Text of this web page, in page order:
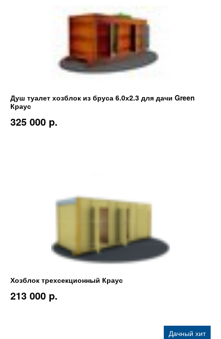
Душ туалет хозблок из бруса 6.0х2.3 для дачи Green
Краус
325 000 p.
Хозблок трехсекционный Краус
213 000 p.
Дачный хит